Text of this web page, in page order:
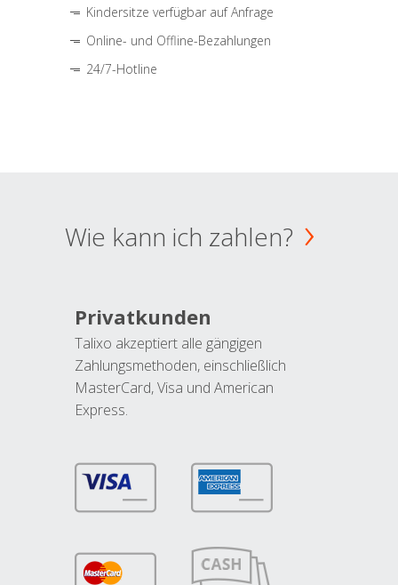
Kindersitze verfügbar auf Anfrage
Online- und Offline-Bezahlungen
24/7-Hotline
Wie kann ich zahlen?
Privatkunden
Talixo akzeptiert alle gängigen
Zahlungsmethoden, einschließlich
MasterCard, Visa und American
Express.